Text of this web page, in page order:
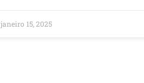
janeiro 15, 2025